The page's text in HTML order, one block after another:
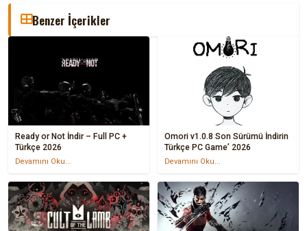
Benzer İçerikler
Ready or Not İndir – Full PC +
Türkçe 2026
Devamını Oku...
Omori v1.0.8 Son Sürümü İndirin
Türkçe PC Game’ 2026
Devamını Oku...